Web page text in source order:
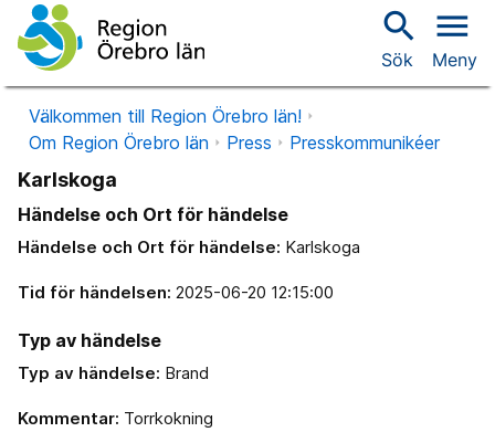
search
Sök
menu
Meny
Välkommen till Region Örebro län!
Om Region Örebro län
Press Presskommunikéer
Karlskoga
Händelse och Ort för händelse
Händelse och Ort för händelse: Karlskoga
Tid för händelsen: 2025-06-20 12:15:00
Typ av händelse
Typ av händelse: Brand
Kommentar: Torrkokning